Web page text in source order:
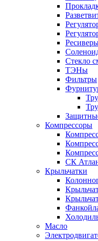
Стекло
ТЭНы
Фильтры
Компрессоры
СК
Крыльчатки
Масло